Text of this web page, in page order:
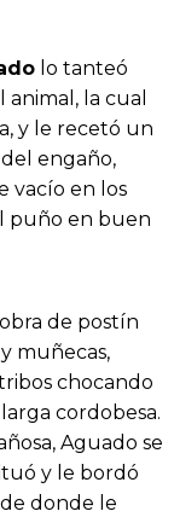
lo tanteó
la cual
y le recetó un
engaño,
vacío en los
puño en buen
de postín
muñecas,
chocando
cordobesa.
Aguado se
y le bordó
donde le